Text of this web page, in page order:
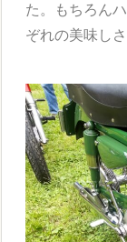
た。もちろん
ぞれの美味し